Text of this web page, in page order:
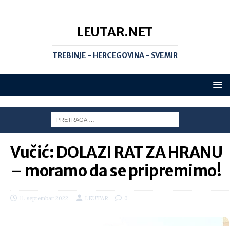
LEUTAR.NET
TREBINJE - HERCEGOVINA - SVEMIR
Vučić: DOLAZI RAT ZA HRANU
– moramo da se pripremimo!
11. septembar 2022. LEUTAR 0